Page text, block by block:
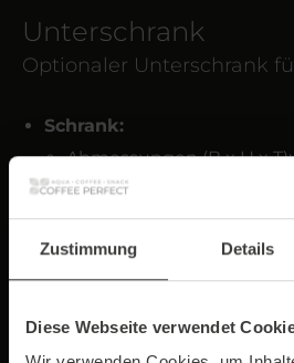
Zustimmung Details
Diese Webseite verwendet
Unterschrank
Optionaler Unterschrank
Schrank:
Abmessungen (B x H x
Gewicht: 16 kg
Bodenplatte: